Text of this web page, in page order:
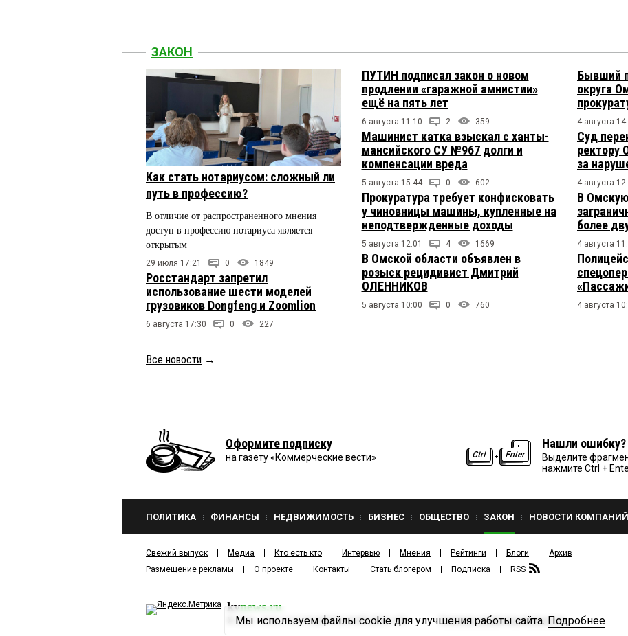
ЗАКОН
Как стать нотариусом: сложный ли
путь в профессию?
В отличие от распространенного мнения
доступ в профессию нотариуса является
открытым
29 июля 17:21 0 1849
Росстандарт запретил
использование шести моделей
грузовиков Dongfeng и Zoomlion
6 августа 17:30 0 227
ПУТИН подписал закон о новом
продлении «гаражной амнистии»
ещё на пять лет
6 августа 11:10 2 359
Машинист катка взыскал с ханты-
мансийского СУ №967 долги и
компенсации вреда
5 августа 15:44 0 602
Прокуратура требует конфисковать
у чиновницы машины, купленные на
неподтвержденные доходы
5 августа 12:01 4 1669
В Омской области объявлен в
розыск рецидивист Дмитрий
ОЛЕННИКОВ
5 августа 10:00 0 760
Бывший
округа
4 августа
Суд
ректору
за
4 августа
В
более
4 августа
4 августа
Все новости →
Оформите подписку
на газету «Коммерческие вести»
Нашли ошибку?
Выделите
нажмите Ctrl +
ПОЛИТИКА ФИНАНСЫ НЕДВИЖИМОСТЬ БИЗНЕС ОБЩЕСТВО ЗАКОН НОВОСТИ КОМПАНИЙ
Свежий выпуск Медиа Кто есть кто Интервью Мнения Рейтинги Блоги
Архив
Размещение рекламы
О проекте Контакты Стать блогером Подписка RSS
kvnews.ru
2001—2026ООО ИЗДАТЕЛЬСКИЙ ДОМ «КВ».
Политика конфиденциальности
Мы используем файлы cookie для улучшения работы сайта. Подробнее